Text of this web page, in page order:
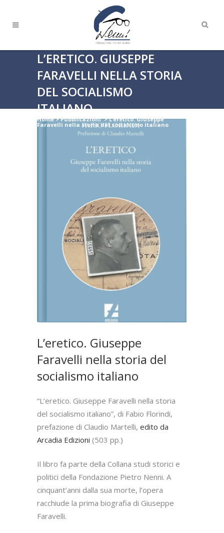
L’ERETICO. GIUSEPPE
FARAVELLI NELLA STORIA
DEL SOCIALISMO
ITALIANO
Home>Pubblicazioni >L’eretico. Giuseppe
Faravelli nella storia del socialismo italiano
L’eretico. Giuseppe
Faravelli nella storia del
socialismo italiano
“L’eretico. Giuseppe Faravelli nella storia
del socialismo italiano”, di Fabio Florindi,
prefazione di Claudio Martelli, edito da
Arcadia Edizioni (503 pp.)
Il libro fa parte della Collana studi storici e
politici della Fondazione Pietro Nenni. A
cinquant’anni dalla sua morte, l’opera
racchiude la prima biografia di Giuseppe
Faravelli.